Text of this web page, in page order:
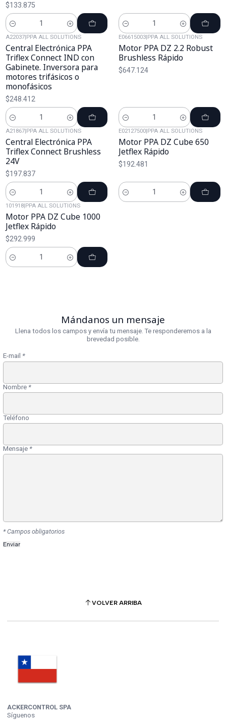
$133.875
Cantidad Cantidad
A22037|PPA ALL SOLUTIONS
Central Electrónica PPA
Triflex Connect IND con
Gabinete. Inversora para
motores trifásicos o
monofásicos
$248.412
Cantidad
E06615003|PPA ALL SOLUTIONS
Motor PPA DZ 2.2 Robust
Brushless Rápido
$647.124
Cantidad
A21867|PPA ALL SOLUTIONS
Central Electrónica PPA
Triflex Connect Brushless
24V
$197.837
Cantidad
E02127500|PPA ALL SOLUTIONS
Motor PPA DZ Cube 650
Jetflex Rápido
$192.481
Cantidad
101918|PPA ALL SOLUTIONS
Motor PPA DZ Cube 1000
Jetflex Rápido
$292.999
Cantidad
Mándanos un mensaje
Llena todos los campos y envía tu mensaje. Te responderemos a la
brevedad posible.
E-mail *
Nombre*
Teléfono
Mensaje *
* Campos obligatorios
VOLVER ARRIBA
ACKERCONTROL SPA
Síguenos